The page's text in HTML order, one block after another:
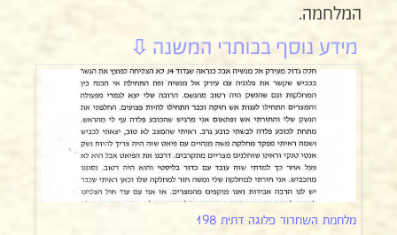
המלחמה.
מלחמת השחרור פלוגה דתית 198